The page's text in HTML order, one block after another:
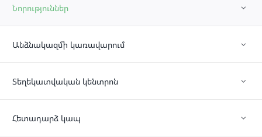
Նորություններ
Անձնակազմի կառավարում
Տեղեկատվական կենտրոն
Հետադարձ կապ